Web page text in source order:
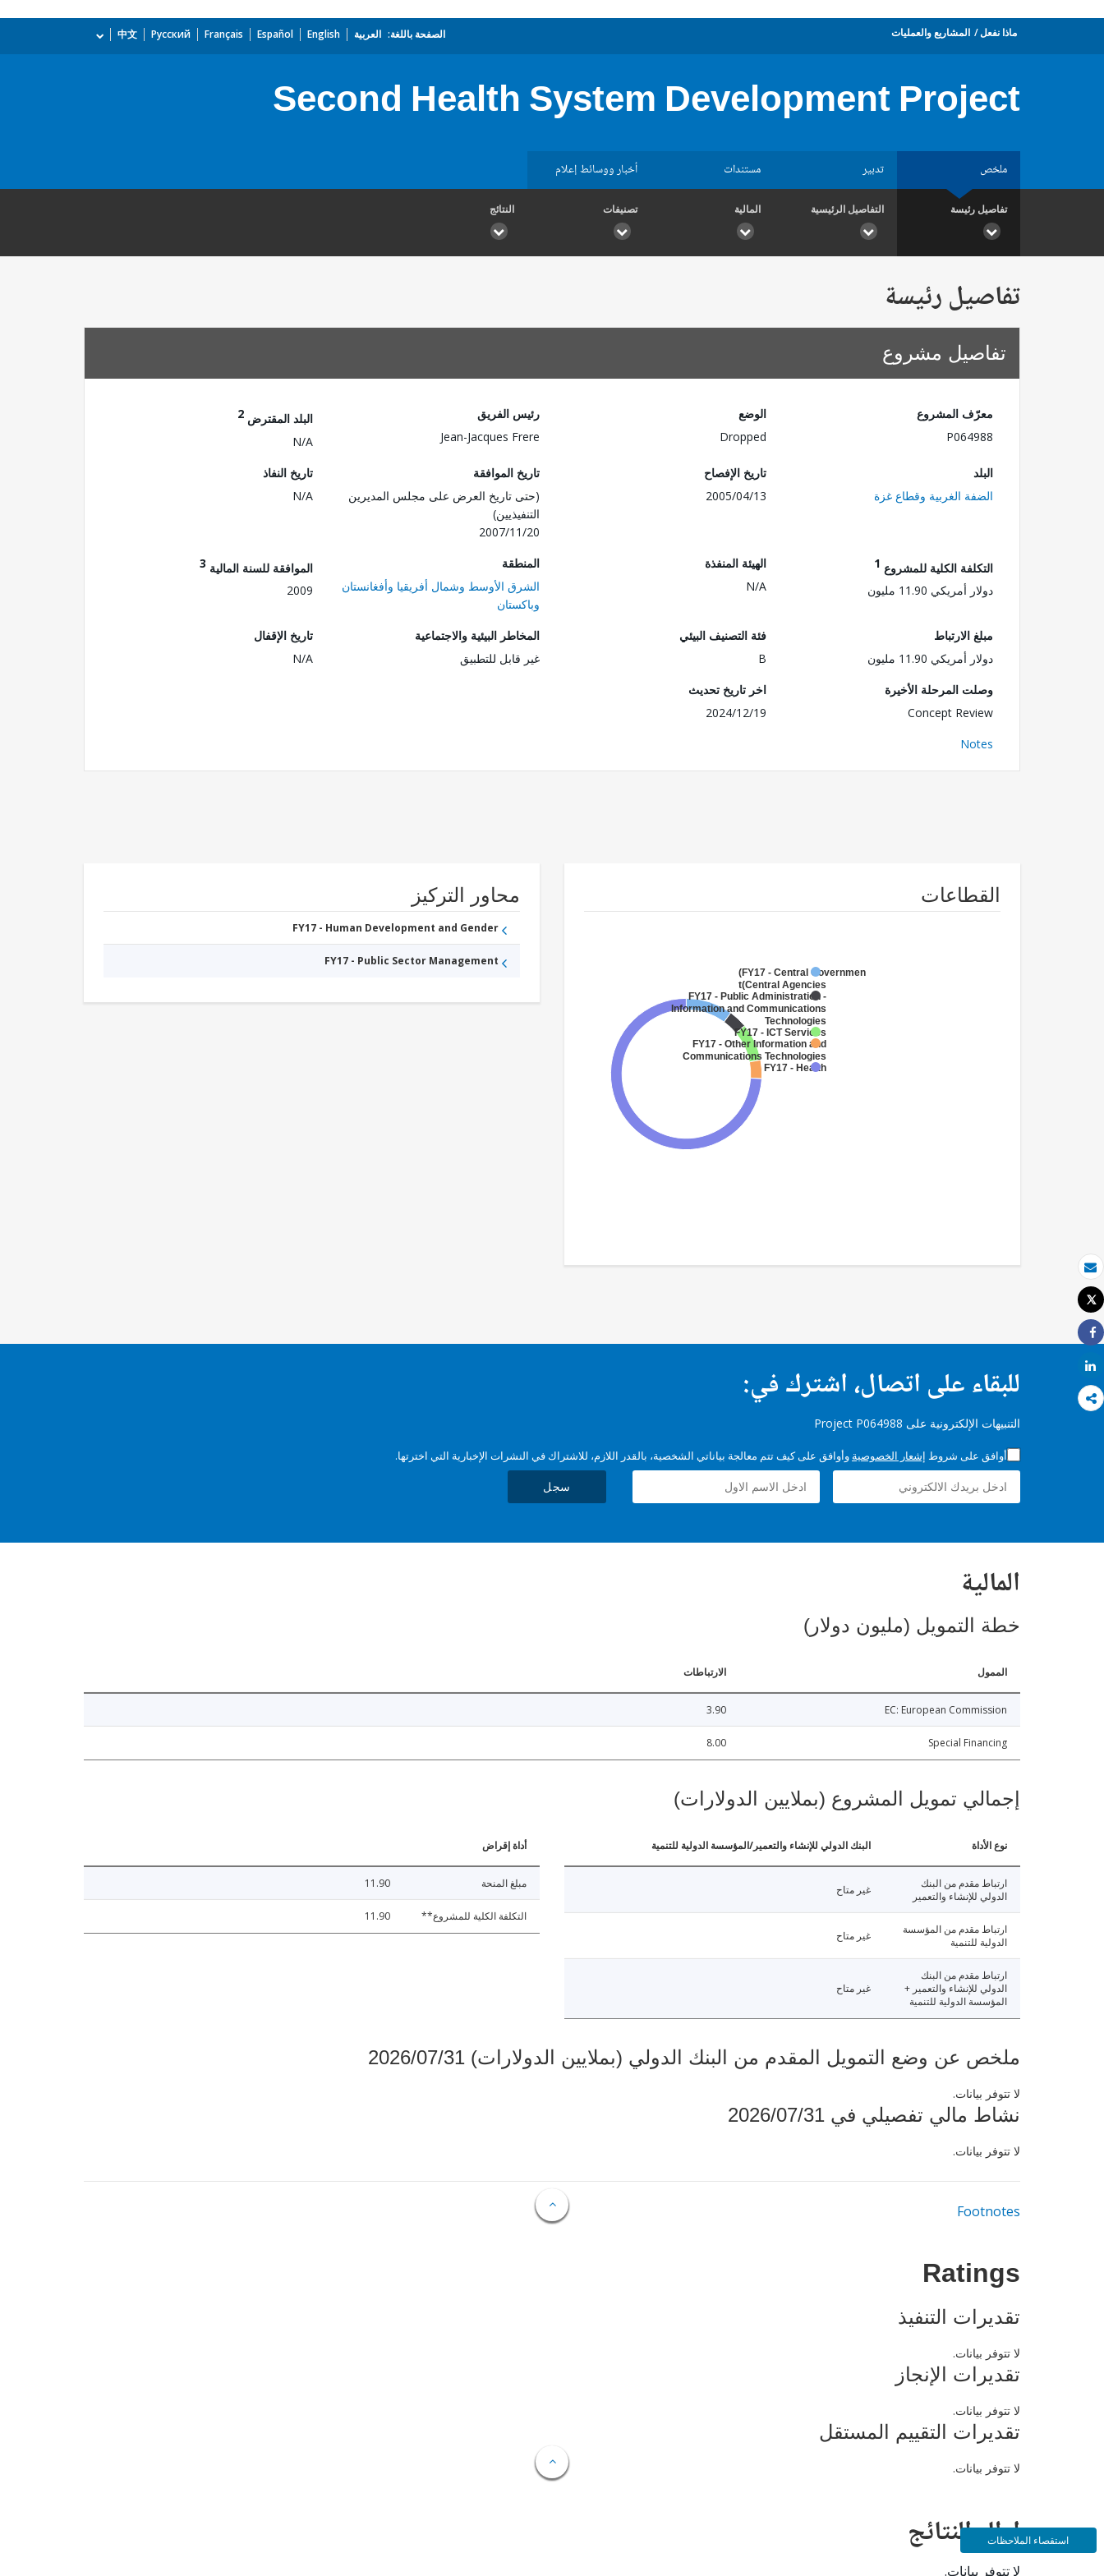
بريد الكتروني
طباعة
Tweet
Share
Share
ماذا نفعل المشاريع والعمليات الصفحة باللغة: العربية English
Español
Français
Русский
中文
Second Health System Development Project
ملخص تدبير مستندات أخبار ووسائط إعلام
تفاصيل رئيسة التفاصيل الرئيسية المالية تصنيفات النتائج
تفاصيل رئيسة
تفاصيل مشروع
معرّف المشروع
P064988
الوضع
Dropped
رئيس الفريق
Jean-Jacques Frere
البلد المقترض 2
N/A
البلد
الضفة الغربية وقطاع غزة
تاريخ الإفصاح
2005/04/13
تاريخ الموافقة
(حتى تاريخ العرض على مجلس المديرين
التنفيذيين)
2007/11/20
تاريخ النفاذ
N/A
التكلفة الكلية للمشروع 1
دولار أمريكي 11.90 مليون
الهيئة المنفذة
N/A
المنطقة
الشرق الأوسط وشمال أفريقيا وأفغانستان
وباكستان
الموافقة للسنة المالية 3
2009
مبلغ الارتباط
دولار أمريكي 11.90 مليون
فئة التصنيف البيئي
B
المخاطر البيئية والاجتماعية
غير قابل للتطبيق
تاريخ الإقفال
N/A
وصلت المرحلة الأخيرة
Concept Review
اخر تاريخ تحديث
2024/12/19
Notes
القطاعات
FY17 - Central Government
(Central Agencies
)
FY17 - Public Administration -
Information and Communications
Technologies
FY17 - ICT Services
FY17 - Other Information and
Communications Technologies
FY17 - Health
محاور التركيز
FY17 - Human Development and Gender
FY17 - Public Sector Management
للبقاء على اتصال، اشترك في:
التنبيهات الإلكترونية على Project P064988
أوافق على شروط إشعار الخصوصية وأوافق على كيف تتم معالجة بياناتي الشخصية، بالقدر اللازم، للاشتراك في النشرات الإخبارية التي اخترتها.
سجل
المالية
خطة التمويل (مليون دولار)
الممول الارتباطات
EC: European Commission
3.90
Special Financing
8.00
إجمالي تمويل المشروع (بملايين الدولارات)
نوع الأداة البنك الدولي للإنشاء والتعمير/المؤسسة الدولية للتنمية
ارتباط مقدم من البنك
الدولي للإنشاء والتعمير
غير متاح
ارتباط مقدم من المؤسسة
الدولية للتنمية
غير متاح
ارتباط مقدم من البنك
الدولي للإنشاء والتعمير +
المؤسسة الدولية للتنمية
غير متاح
أداة إقراض
مبلغ المنحة 11.90
التكلفة الكلية للمشروع** 11.90
ملخص عن وضع التمويل المقدم من البنك الدولي (بملايين الدولارات) 2026/07/31
لا تتوفر بيانات.
نشاط مالي تفصيلي في 2026/07/31
لا تتوفر بيانات.
Footnotes
Ratings
تقديرات التنفيذ
لا تتوفر بيانات.
تقديرات الإنجاز
لا تتوفر بيانات.
تقديرات التقييم المستقل
لا تتوفر بيانات.
إطار النتائج
لا تتوفر بيانات.
استقصاء الملاحظات